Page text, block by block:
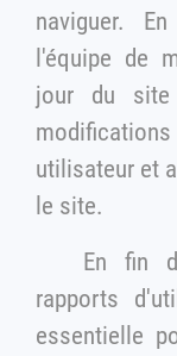
naviguer.
l'équipe de
jour du site
modifications pour améliorer
utilisateur et
le site.
En fin
rapports
essentielle pour